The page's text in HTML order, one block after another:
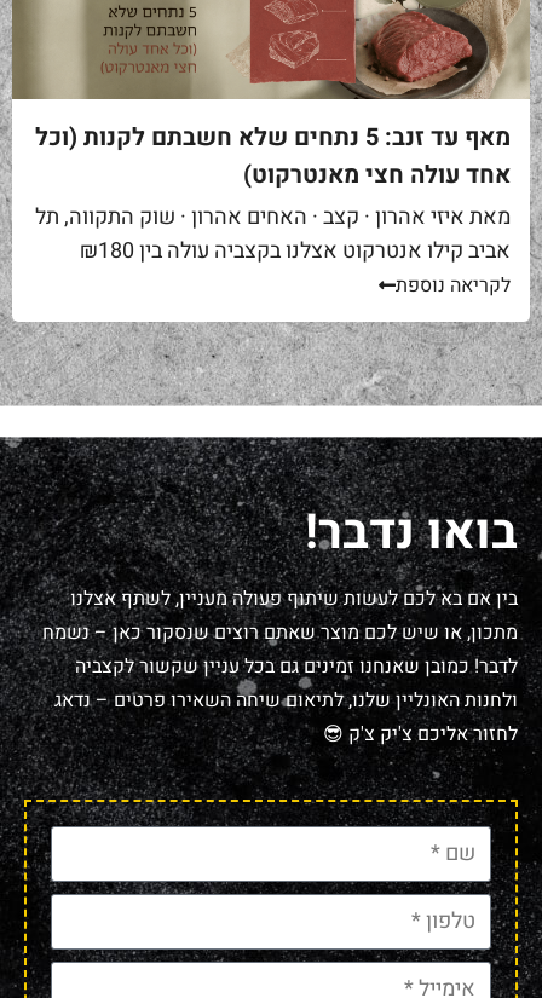
מאף עד זנב: 5 נתחים שלא חשבתם לקנות (וכל
אחד עולה חצי מאנטרקוט)
מאת איזי אהרון · קצב · האחים אהרון · שוק התקווה, תל
אביב קילו אנטרקוט אצלנו בקצביה עולה בין ₪180
ל-₪220. מחיר יפה – וגם מוצדק, כי זה...
לקריאה נוספת
בואו נדבר!
בין אם בא לכם לעשות שיתוף פעולה מעניין, לשתף אצלנו
מתכון, או שיש לכם מוצר שאתם רוצים שנסקור כאן – נשמח
לדבר! כמובן שאנחנו זמינים גם בכל עניין שקשור לקצביה
ולחנות האונליין שלנו, לתיאום שיחה השאירו פרטים – נדאג
לחזור אליכם צ'יק צ'ק 😎